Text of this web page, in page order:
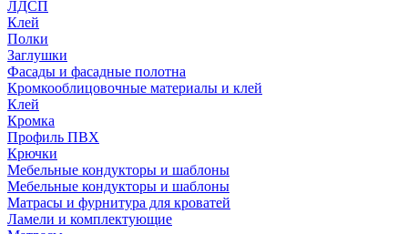
ЛДСП
Клей
Полки
Заглушки
Фасады и фасадные полотна
Кромкооблицовочные материалы и клей
Клей
Кромка
Профиль ПВХ
Крючки
Мебельные кондукторы и шаблоны
Мебельные кондукторы и шаблоны
Матрасы и фурнитура для кроватей
Ламели и комплектующие